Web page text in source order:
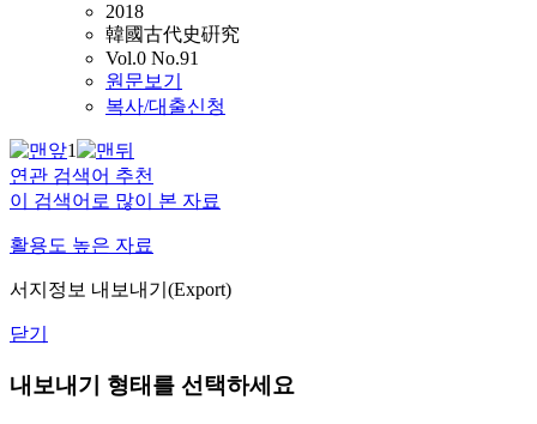
2018
韓國古代史硏究
Vol.0 No.91
원문보기
복사/대출신청
1
연관 검색어 추천
이 검색어로 많이 본 자료
활용도 높은 자료
서지정보 내보내기(Export)
닫기
내보내기 형태를 선택하세요